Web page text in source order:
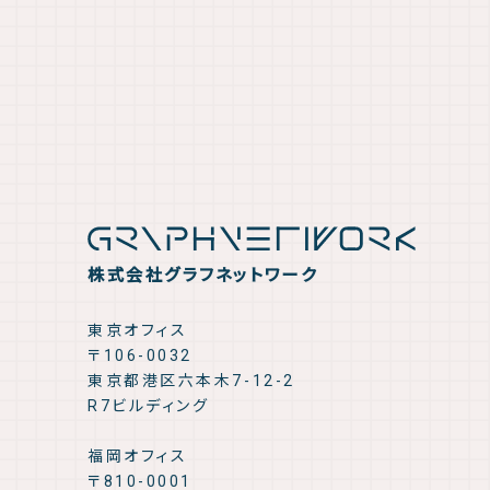
株式会社グラフネットワーク
東京オフィス
〒106-0032
東京都港区六本木7-12-2
R7ビルディング
福岡オフィス
〒810-0001